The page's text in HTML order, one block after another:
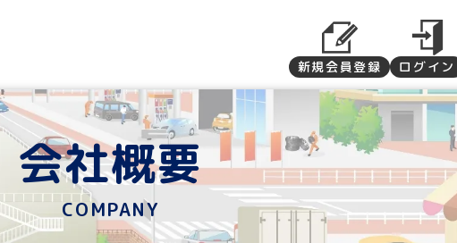
新規会員登録 ログイン
会社概要
COMPANY